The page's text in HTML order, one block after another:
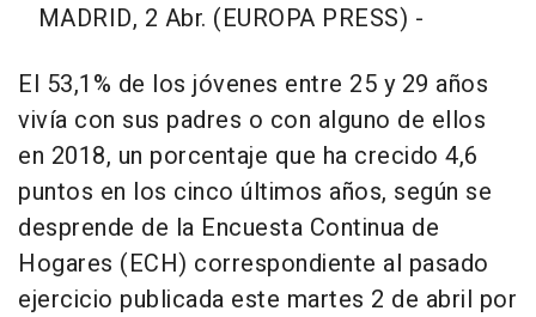
MADRID, 2 Abr. (EUROPA PRESS) -
El 53,1% de los jóvenes entre 25 y 29 años
vivía con sus padres o con alguno de ellos
en 2018, un porcentaje que ha crecido 4,6
puntos en los cinco últimos años, según se
desprende de la Encuesta Continua de
Hogares (ECH) correspondiente al pasado
ejercicio publicada este martes 2 de abril por